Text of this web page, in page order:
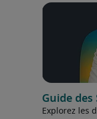
Guide des
Explorez les